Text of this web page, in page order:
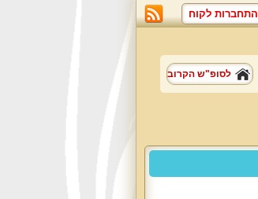
התחברות לקוח
לסופ"ש הקרוב